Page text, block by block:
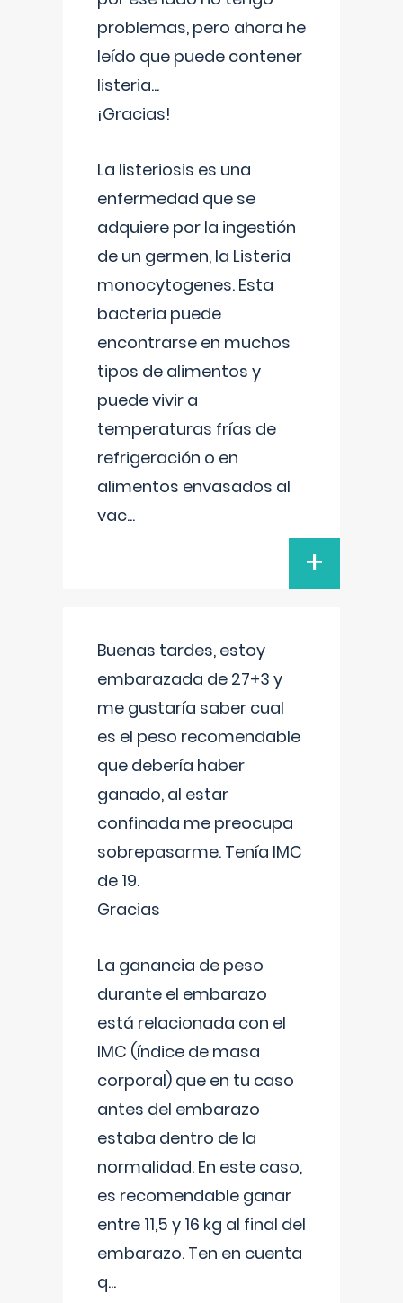
problemas, pero ahora he
leído que puede contener
listeria...
¡Gracias!
La listeriosis es una
enfermedad que se
adquiere por la ingestión
de un germen, la Listeria
monocytogenes. Esta
bacteria puede
encontrarse en muchos
tipos de alimentos y
puede vivir a
temperaturas frías de
refrigeración o en
alimentos envasados al
vac...
+
Buenas tardes, estoy
embarazada de 27+3 y
me gustaría saber cual
es el peso recomendable
que debería haber
ganado, al estar
confinada me preocupa
sobrepasarme. Tenía IMC
de 19.
Gracias
La ganancia de peso
durante el embarazo
está relacionada con el
IMC (índice de masa
corporal) que en tu caso
antes del embarazo
estaba dentro de la
normalidad. En este caso,
es recomendable ganar
entre 11,5 y 16 kg al final del
embarazo. Ten en cuenta
q...